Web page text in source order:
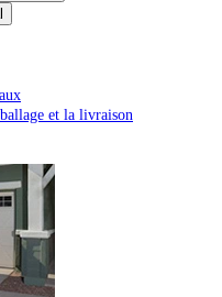
et la livraison